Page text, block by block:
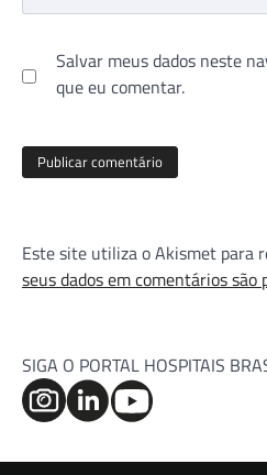
Salvar meus dados neste
que eu comentar.
Este site utiliza o Akismet para
seus dados em comentários são
SIGA O PORTAL HOSPITAIS